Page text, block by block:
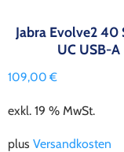
Jabra Evolve2 40
UC USB-A
109,00€
exkl. 19 % MwSt.
plus Versandkosten